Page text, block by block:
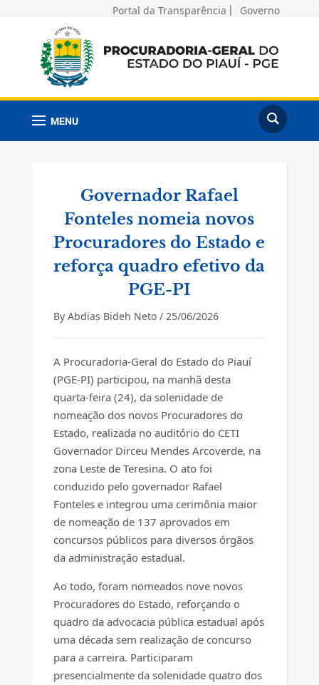
Portal da Transparência Governo
MENU
Governador Rafael
Fonteles nomeia novos
Procuradores do Estado e
reforça quadro efetivo da
PGE-PI
By Abdias Bideh Neto/ 25/06/2026
A Procuradoria-Geral do Estado do Piauí
(PGE-PI) participou, na manhã desta
quarta-feira (24), da solenidade de
nomeação dos novos Procuradores do
Estado, realizada no auditório do CETI
Governador Dirceu Mendes Arcoverde, na
zona Leste de Teresina. O ato foi
conduzido pelo governador Rafael
Fonteles e integrou uma cerimônia maior
de nomeação de 137 aprovados em
concursos públicos para diversos órgãos
da administração estadual.
Ao todo, foram nomeados nove novos
Procuradores do Estado, reforçando o
quadro da advocacia pública estadual após
uma década sem realização de concurso
para a carreira. Participaram
presencialmente da solenidade quatro dos